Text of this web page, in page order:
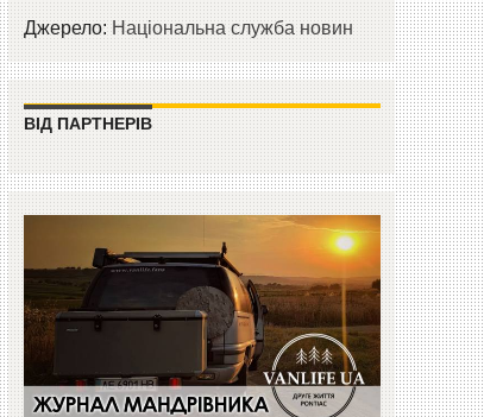
Джерело:Національна служба новин
ВІД ПАРТНЕРІВ